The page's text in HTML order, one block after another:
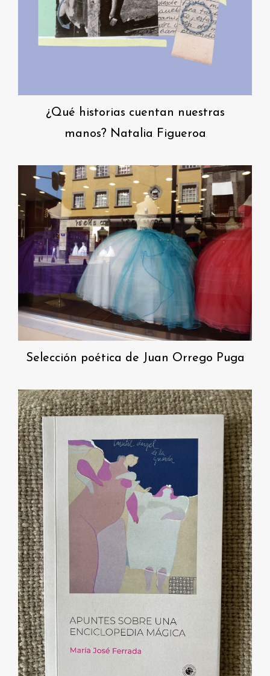
¿Qué historias cuentan nuestras
manos? Natalia Figueroa
Selección poética de Juan Orrego Puga